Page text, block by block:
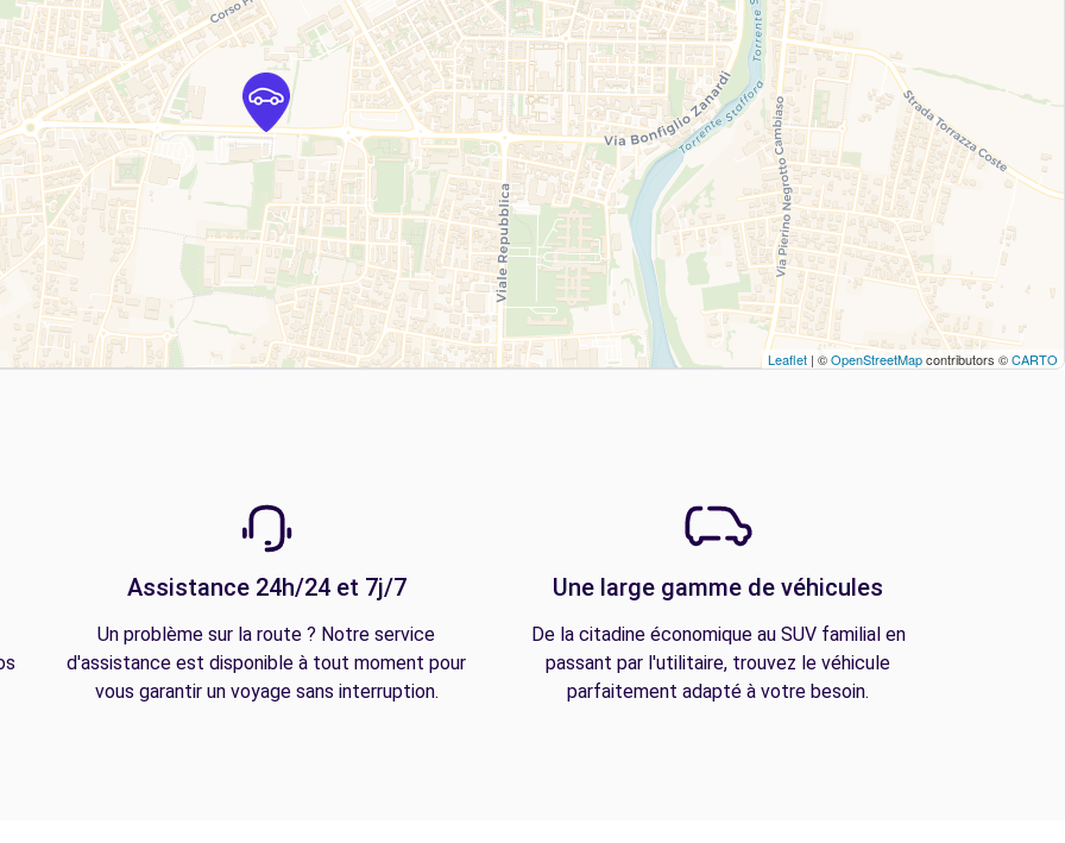
Leaflet | ©OpenStreetMapcontributors ©CARTO
Assistance 24h/24 et 7j/7
Un problème sur la route ? Notre service
d'assistance est disponible à tout moment pour
vous garantir un voyage sans interruption.
Une large gamme de véhicules
De la citadine économique au SUV familial en
passant par l'utilitaire, trouvez le véhicule
parfaitement adapté à votre besoin.